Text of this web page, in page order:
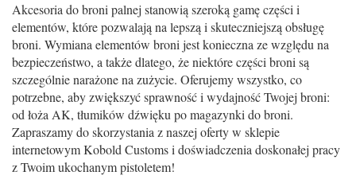
Akcesoria do broni palnej stanowią szeroką gamę części i
elementów, które pozwalają na lepszą i skuteczniejszą obsługę
broni. Wymiana elementów broni jest konieczna ze względu na
bezpieczeństwo, a także dlatego, że niektóre części broni są
szczególnie narażone na zużycie. Oferujemy wszystko, co
potrzebne, aby zwiększyć sprawność i wydajność Twojej broni:
od łoża AK, tłumików dźwięku po magazynki do broni.
Zapraszamy do skorzystania z naszej oferty w sklepie
internetowym Kobold Customs i doświadczenia doskonałej pracy
z Twoim ukochanym pistoletem!